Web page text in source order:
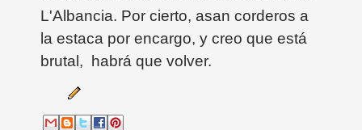
L'Albancia. Por cierto, asan corderos a
la estaca por encargo, y creo que está
brutal, habrá que volver.